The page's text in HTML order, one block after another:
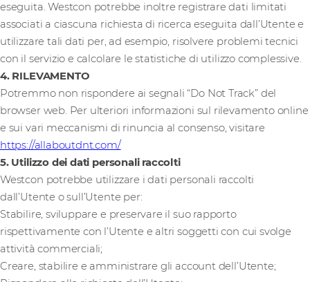
eseguita. Westcon potrebbe inoltre registrare dati limitati
associati a ciascuna richiesta di ricerca eseguita dall’Utente e
utilizzare tali dati per, ad esempio, risolvere problemi tecnici
con il servizio e calcolare le statistiche di utilizzo complessive.
4. RILEVAMENTO
Potremmo non rispondere ai segnali “Do Not Track” del
browser web. Per ulteriori informazioni sul rilevamento online
e sui vari meccanismi di rinuncia al consenso, visitare
https://allaboutdnt.com/
5. Utilizzo dei dati personali raccolti
Westcon potrebbe utilizzare i dati personali raccolti
dall’Utente o sull’Utente per:
Stabilire, sviluppare e preservare il suo rapporto
rispettivamente con l’Utente e altri soggetti con cui svolge
attività commerciali;
Creare, stabilire e amministrare gli account dell’Utente;